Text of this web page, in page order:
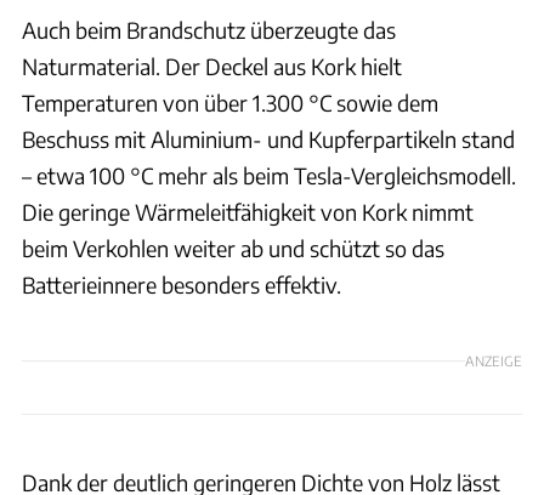
Auch beim Brandschutz überzeugte das
Naturmaterial. Der Deckel aus Kork hielt
Temperaturen von über 1.300 °C sowie dem
Beschuss mit Aluminium- und Kupferpartikeln stand
– etwa 100 °C mehr als beim Tesla-Vergleichsmodell.
Die geringe Wärmeleitfähigkeit von Kork nimmt
beim Verkohlen weiter ab und schützt so das
Batterieinnere besonders effektiv.
ANZEIGE
Dank der deutlich geringeren Dichte von Holz lässt